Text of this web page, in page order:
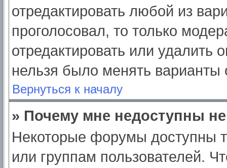
отредактировать любой из
проголосовал, то только
отредактировать или удалить
нельзя было менять варианты
Вернуться к началу
» Почему мне недоступны
Некоторые форумы доступны
или группам пользователей.